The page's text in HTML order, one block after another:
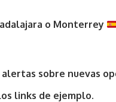
o Monterrey
sobre nuevas
links de ejemplo.